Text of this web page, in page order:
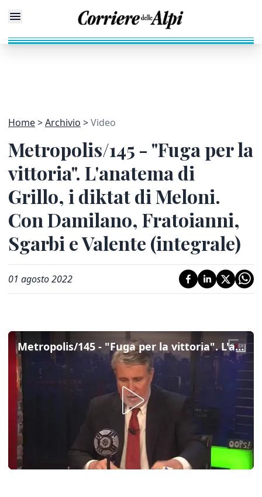
Home Archivio Video
Metropolis/145 - "Fuga per la
vittoria". L'anatema di
Grillo, i diktat di Meloni.
Con Damilano, Fratoianni,
Sgarbi e Valente (integrale)
01 agosto 2022
Metropolis/145 - "Fuga per la vittoria". L'anatema di Grillo, i diktat di Meloni. Con Damilano, Fratoianni, Sgarbi e Valente (integrale)